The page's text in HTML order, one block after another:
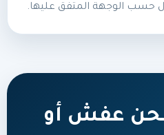
حسب الوجهة المتفق عليها.
عفش أو